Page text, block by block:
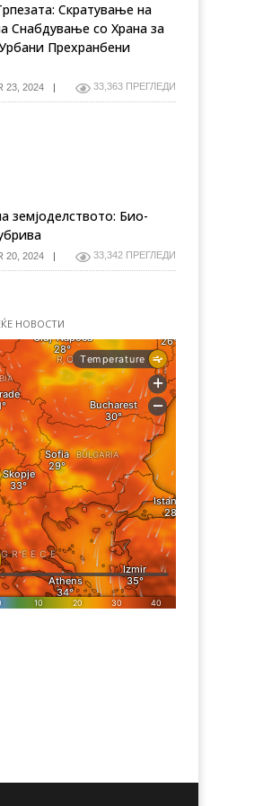
Гигантите Моет Хенеси и
Скратување на
Снабдување со Храна за
Прехранбени
23, 2024 33,363 ПРЕГЛЕДИ
земјоделството: Био-
20, 2024 33,342 ПРЕГЛЕДИ
НОВОСТИ